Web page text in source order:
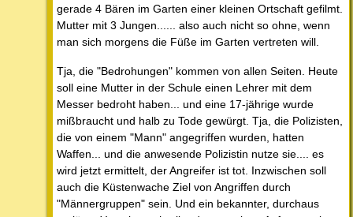
gerade 4 Bären im Garten einer kleinen Ortschaft gefilmt.
Mutter mit 3 Jungen...... also auch nicht so ohne, wenn
man sich morgens die Füße im Garten vertreten will.
Tja, die "Bedrohungen" kommen von allen Seiten. Heute
soll eine Mutter in der Schule einen Lehrer mit dem
Messer bedroht haben... und eine 17-jährige wurde
mißbraucht und halb zu Tode gewürgt. Tja, die Polizisten,
die von einem "Mann" angegriffen wurden, hatten
Waffen... und die anwesende Polizistin nutze sie.... es
wird jetzt ermittelt, der Angreifer ist tot. Inzwischen soll
auch die Küstenwache Ziel von Angriffen durch
"Männergruppen" sein. Und ein bekannter, durchaus